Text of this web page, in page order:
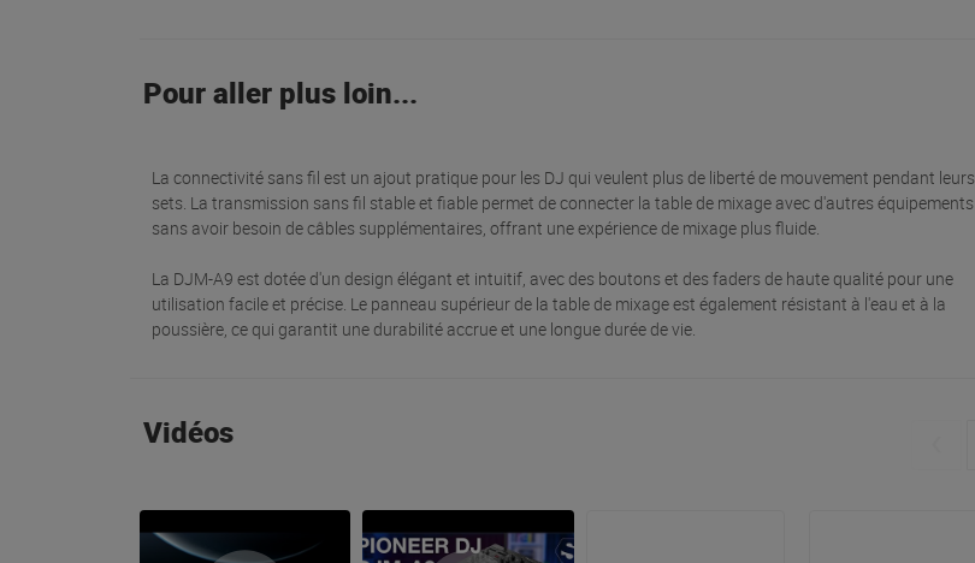
Pour aller plus loin...
La connectivité sans fil est un ajout pratique pour les DJ qui veulent plus de liberté de mouvement pendant leurs
sets. La transmission sans fil stable et fiable permet de connecter la table de mixage avec d'autres équipements
sans avoir besoin de câbles supplémentaires, offrant une expérience de mixage plus fluide.
La DJM-A9 est dotée d'un design élégant et intuitif, avec des boutons et des faders de haute qualité pour une
utilisation facile et précise. Le panneau supérieur de la table de mixage est également résistant à l'eau et à la
poussière, ce qui garantit une durabilité accrue et une longue durée de vie.
Vidéos